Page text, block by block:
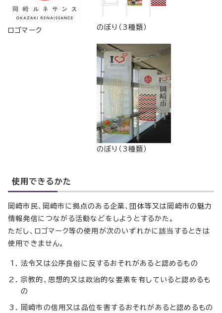
ロゴマーク のぼり（3種類）
のぼり（3種類）
使用できるかた
岡崎市民、岡崎市に拠点のある企業、団体等又は岡崎市の魅力
情報発信につながる活動などをしようとするかた。
ただし、ロゴマーク等の使用が次のいずれかに該当するときは
使用できません。
法令又は公序良俗に反するおそれがあると認めるもの
宗教的、思想的又は政治的な要素を有していると認めるも
の
岡崎市の信用又は品位を害するおそれがあると認めるもの